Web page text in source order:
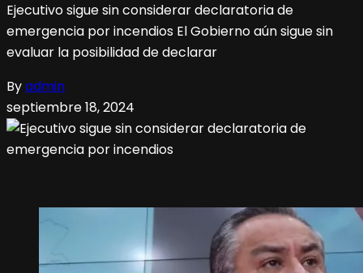
Ejecutivo sigue sin considerar declaratoria de
emergencia por incendios El Gobierno aún sigue sin
evaluar la posibilidad de declarar
Byadmin
septiembre 18, 2024